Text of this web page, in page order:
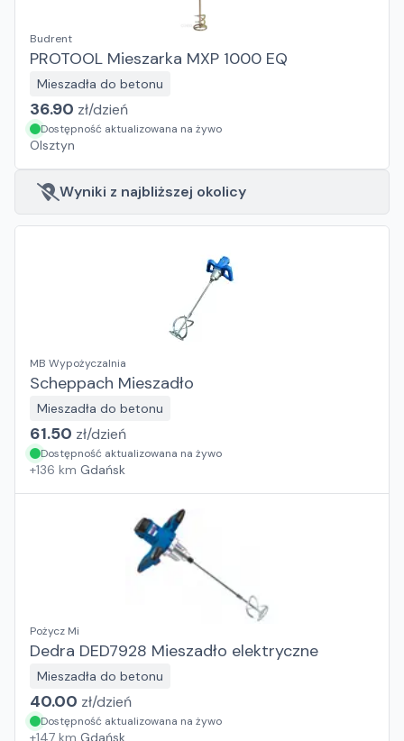
Budrent
PROTOOL Mieszarka MXP 1000 EQ
Mieszadła do betonu
36.90 zł/dzień
Dostępność aktualizowana na żywo
Olsztyn
Wyniki z najbliższej okolicy
MB Wypożyczalnia
Scheppach Mieszadło
Mieszadła do betonu
61.50 zł/dzień
Dostępność aktualizowana na żywo
+136 km Gdańsk
Pożycz Mi
Dedra DED7928 Mieszadło elektryczne
Mieszadła do betonu
40.00 zł/dzień
Dostępność aktualizowana na żywo
+147 km Gdańsk